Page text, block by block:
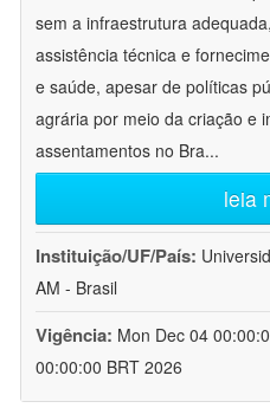
sem a infraestrutura
assistência técnica e
e saúde, apesar de políticas
agrária por meio da criação e
assentamentos no Bra...
leia
Instituição/UF/País:
AM - Brasil
Vigência: Mon Dec 04
00:00:00 BRT 2026